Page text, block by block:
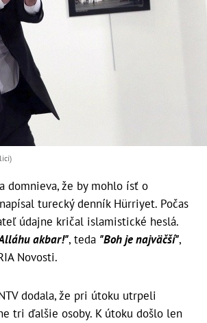
domnieva, že by mohlo ísť o
turecký denník Hürriyet. Počas
údajne kričal islamistické heslá.
akbar!", teda "Boh je najväčší",
Novosti.
dodala, že pri útoku utrpeli
tri ďalšie osoby. K útoku došlo len